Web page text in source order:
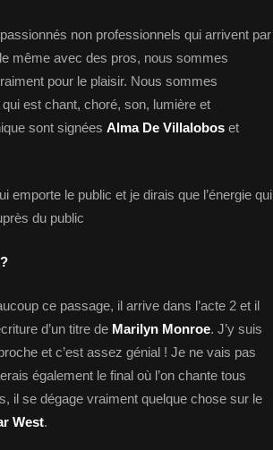
non professionnels qui arrivent par
même avec des pros, nous sommes
pour le plaisir. Nous sommes
est chant, choré, son, lumière et
sont signées Alma De Villalobos et
emporte le public et je dirais que l’énergie qui
du public
ce passage, il arrive dans l’acte 2 et il
d’un titre de Marilyn Monroe. J’y suis
et c’est assez génial ! Je ne vais pas
également le final où l’on chante tous
il se dégage vraiment quelque chose sur le
West.